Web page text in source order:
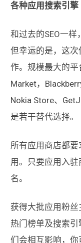
各种应用搜索引擎
和过去的SEO一样
但幸运的是，这
作。规模最大的
Market，
Nokia Store、
是若干替代选择。
所有应用商店都
用。只要应用入
名。
获得大批应用粉
热门榜单及搜索
们会相互影响，你